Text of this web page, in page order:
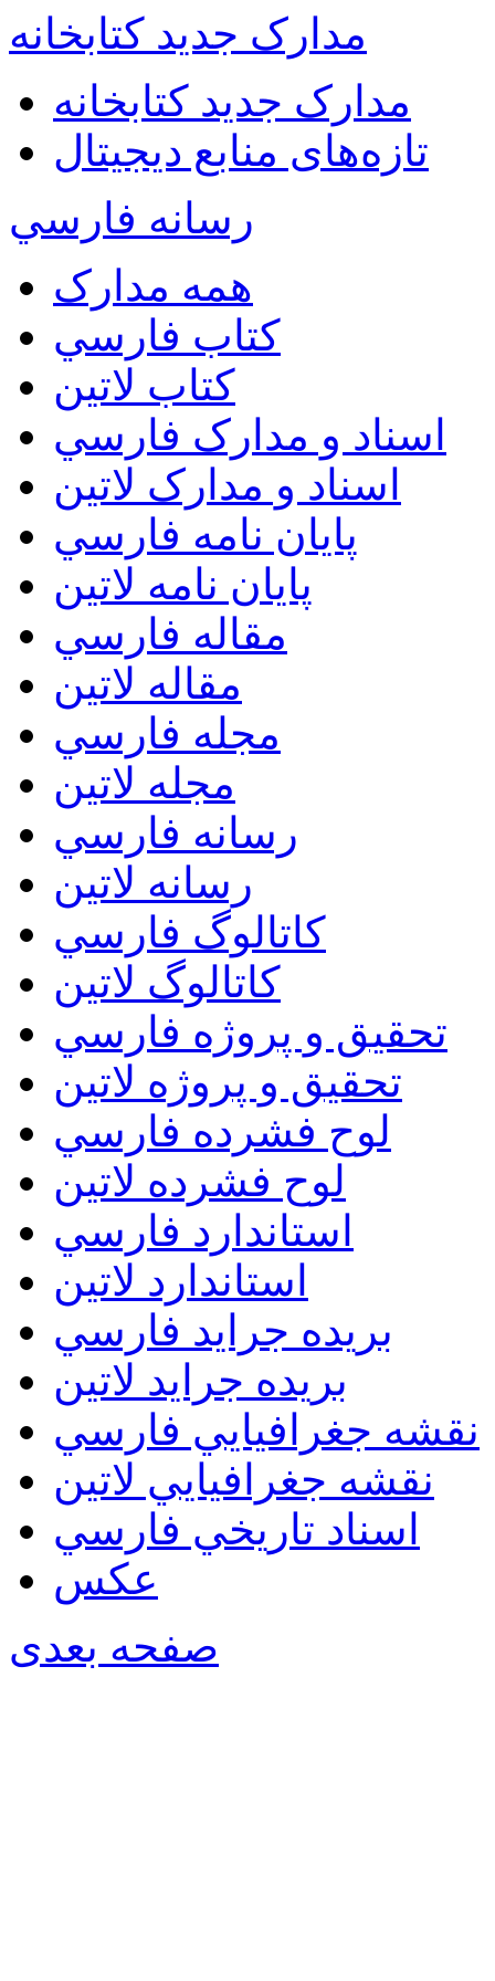
مدارک جدید کتابخانه
مدارک جدید کتابخانه
تازه‌های منابع دیجیتال
رسانه فارسي
همه مدارک
کتاب فارسي
کتاب لاتين
اسناد و مدارک فارسي
اسناد و مدارک لاتين
پايان نامه فارسي
پايان نامه لاتين
مقاله فارسي
مقاله لاتين
مجله فارسي
مجله لاتين
رسانه فارسي
رسانه لاتين
کاتالوگ فارسي
کاتالوگ لاتين
تحقيق و پروژه فارسي
تحقيق و پروژه لاتين
لوح فشرده فارسي
لوح فشرده لاتين
استاندارد فارسي
استاندارد لاتين
بريده جرايد فارسي
بريده جرايد لاتين
نقشه جغرافيايي فارسي
نقشه جغرافيايي لاتين
اسناد تاريخي فارسي
عکس
صفحه بعدی